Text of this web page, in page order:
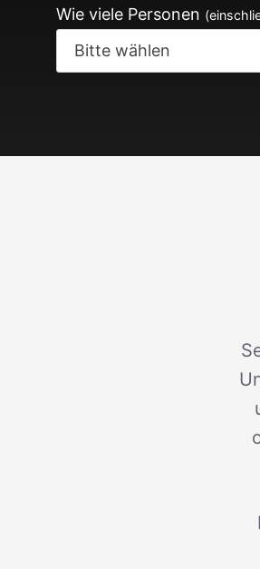
Wie viele Personen